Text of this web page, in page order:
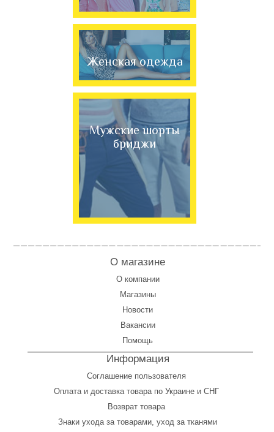
Женская одежда
Мужские шорты
бриджи
О магазине
О компании
Магазины
Новости
Вакансии
Помощь
Информация
Соглашение пользователя
Оплата и доставка товара по Украине и СНГ
Возврат товара
Знаки ухода за товарами, уход за тканями